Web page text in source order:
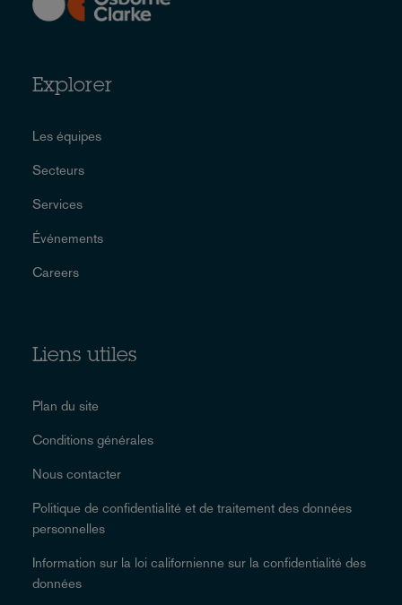
Explorer
Les équipes
Secteurs
Services
Événements
Careers
Liens utiles
Plan du site
Conditions générales
Nous contacter
Politique de confidentialité et de traitement des données
personnelles
Information sur la loi californienne sur la confidentialité des
données